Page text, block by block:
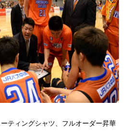
ティングシャツ、フルオーダー昇華